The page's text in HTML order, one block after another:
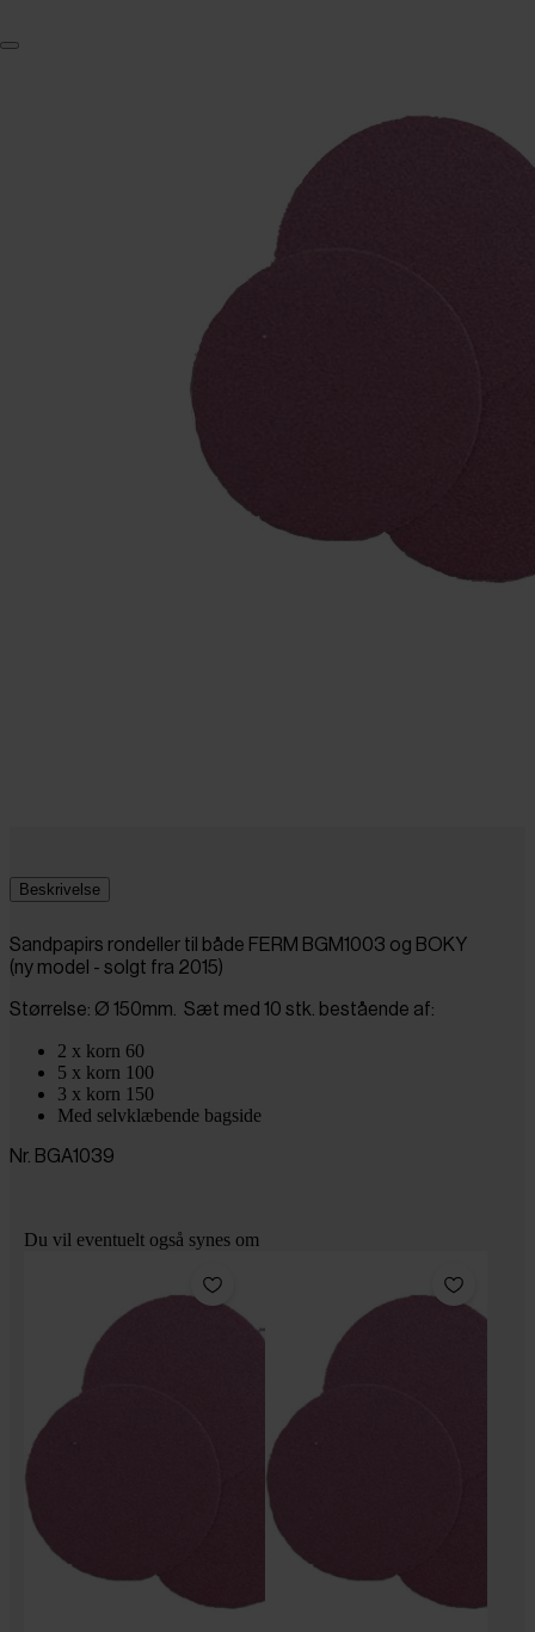
Beskrivelse
Sandpapirs rondeller til både FERM BGM1003 og BOKY
(ny model - solgt fra 2015)
Størrelse: Ø 150mm. Sæt med 10 stk. bestående af:
2 x korn 60
5 x korn 100
3 x korn 150
Med selvklæbende bagside
Nr. BGA1039
Du vil eventuelt også synes om